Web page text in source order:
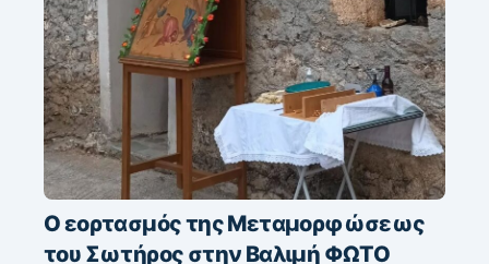
Ο εορτασμός της Μεταμορφώσεως
του Σωτήρος στην Βαλιμή ΦΩΤΟ